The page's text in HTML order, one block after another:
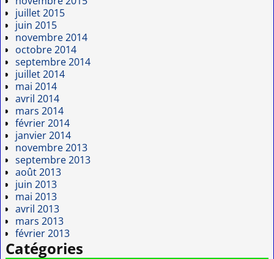
juillet 2015
juin 2015
novembre 2014
octobre 2014
septembre 2014
juillet 2014
mai 2014
avril 2014
mars 2014
février 2014
janvier 2014
novembre 2013
septembre 2013
août 2013
juin 2013
mai 2013
avril 2013
mars 2013
février 2013
Catégories